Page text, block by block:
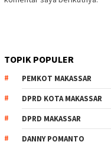
TOPIK POPULER
PEMKOT MAKASSAR
DPRD KOTA MAKASSAR
DPRD MAKASSAR
DANNY POMANTO